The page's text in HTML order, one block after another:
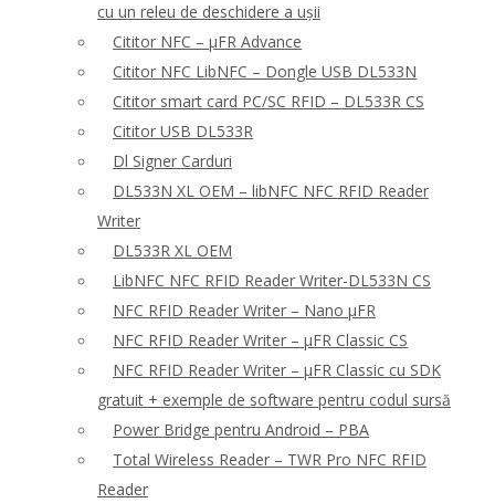
cu un releu de deschidere a ușii
Cititor NFC – μFR Advance
Cititor NFC LibNFC – Dongle USB DL533N
Cititor smart card PC/SC RFID – DL533R CS
Cititor USB DL533R
Dl Signer Carduri
DL533N XL OEM – libNFC NFC RFID Reader
Writer
DL533R XL OEM
LibNFC NFC RFID Reader Writer-DL533N CS
NFC RFID Reader Writer – Nano μFR
NFC RFID Reader Writer – μFR Classic CS
NFC RFID Reader Writer – μFR Classic cu SDK
gratuit + exemple de software pentru codul sursă
Power Bridge pentru Android – PBA
Total Wireless Reader – TWR Pro NFC RFID
Reader